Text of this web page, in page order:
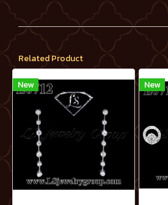
Related Product
New New